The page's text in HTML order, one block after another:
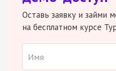
Оставь заявку и займи
на бесплатном курсе